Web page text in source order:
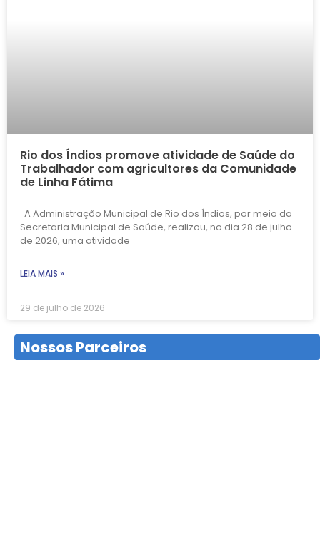
Rio dos Índios promove atividade de Saúde do
Trabalhador com agricultores da Comunidade
de Linha Fátima
A Administração Municipal de Rio dos Índios, por meio da
Secretaria Municipal de Saúde, realizou, no dia 28 de julho
de 2026, uma atividade
LEIA MAIS »
29 de julho de 2026
Nossos Parceiros